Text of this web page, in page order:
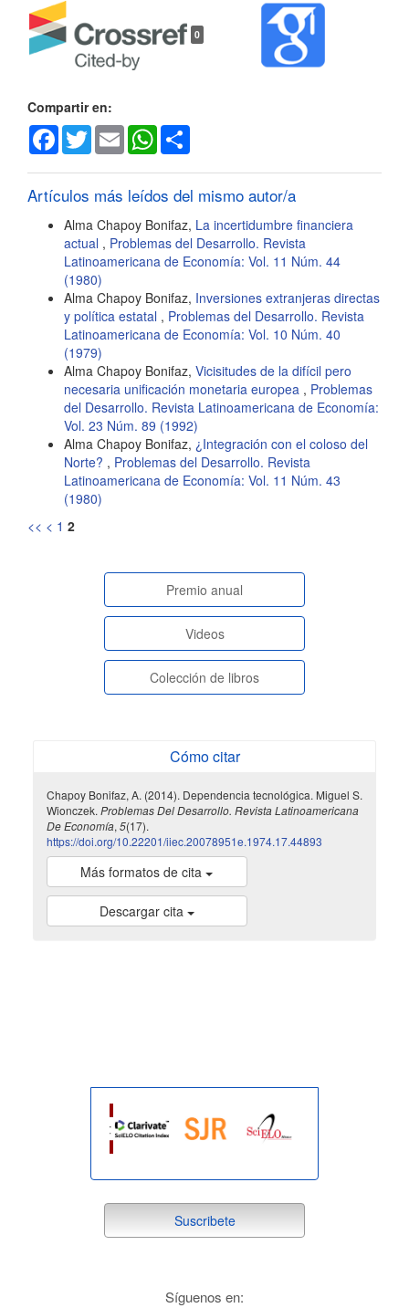
Detalles
del
artículo
0
Compartir en:
Facebook
TwitterEmail WhatsApp
Artículos más leídos del mismo autor/a
Alma Chapoy Bonifaz, La incertidumbre financiera
actual , Problemas del Desarrollo. Revista
Latinoamericana de Economía: Vol. 11 Núm. 44
(1980)
Alma Chapoy Bonifaz, Inversiones extranjeras directas
y política estatal , Problemas del Desarrollo. Revista
Latinoamericana de Economía: Vol. 10 Núm. 40
(1979)
Alma Chapoy Bonifaz, Vicisitudes de la difícil pero
necesaria unificación monetaria europea , Problemas
del Desarrollo. Revista Latinoamericana de Economía:
Vol. 23 Núm. 89 (1992)
Alma Chapoy Bonifaz, ¿Integración con el coloso del
Norte? , Problemas del Desarrollo. Revista
Latinoamericana de Economía: Vol. 11 Núm. 43
(1980)
<< < 1 2
paginasespeciales
Premio anual
Videos
Colección de libros
Cómo citar
Chapoy Bonifaz, A. (2014). Dependencia tecnológica. Miguel S.
Wionczek. Problemas Del Desarrollo. Revista Latinoamericana
De Economía, 5(17).
https://doi.org/10.22201/iiec.20078951e.1974.17.44893
Más formatos de cita
Descargar cita
suscribete
Suscribete
Síguenos en: